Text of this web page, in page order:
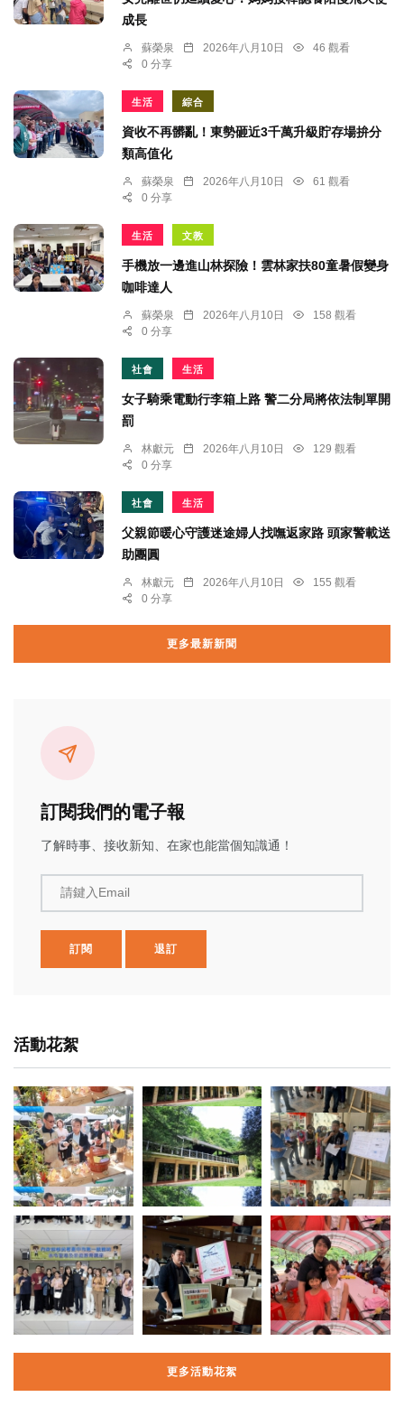
成長
蘇榮泉 2026年八月10日
46 觀看
0 分享
生活 綜合
資收不再髒亂！東勢砸近3千萬升級貯存場拚分
類高值化
蘇榮泉 2026年八月10日
61 觀看
0 分享
生活 文教
手機放一邊進山林探險！雲林家扶80童暑假變身
咖啡達人
蘇榮泉 2026年八月10日
158 觀看
0 分享
社會 生活
女子騎乘電動行李箱上路 警二分局將依法制單開
罰
林獻元 2026年八月10日
129 觀看
0 分享
社會 生活
父親節暖心守護迷途婦人找嘸返家路 頭家警載送
助團圓
林獻元 2026年八月10日
155 觀看
0 分享
更多最新新聞
訂閱我們的電子報
了解時事、接收新知、在家也能當個知識通！
請鍵入Email
訂閱 退訂
活動花絮
更多活動花絮